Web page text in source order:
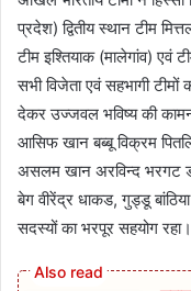
प्रदेश) द्वितीय स्थान टीम
टीम इश्तियाक (मालेगांव) एवं
सभी विजेता एवं सहभागी टीमों
देकर उज्जवल भविष्य की
आसिफ खान बब्बू विक्रम
असलम खान अरविन्द भरगट
बेग वीरेंद्र धाकड, गुड्डू
सदस्यों का भरपूर सहयोग रहा।